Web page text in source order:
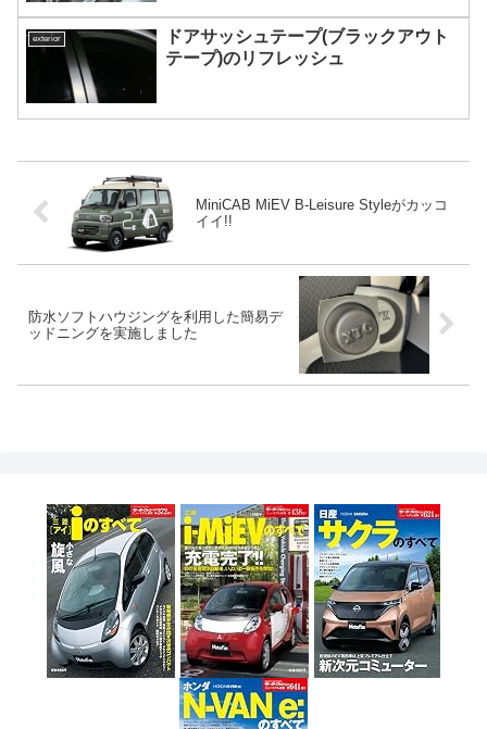
exterior
ドアサッシュテープ(ブラックアウト
テープ)のリフレッシュ
MiniCAB MiEV B-Leisure Styleがカッコ
イイ!!
防水ソフトハウジングを利用した簡易デ
ッドニングを実施しました